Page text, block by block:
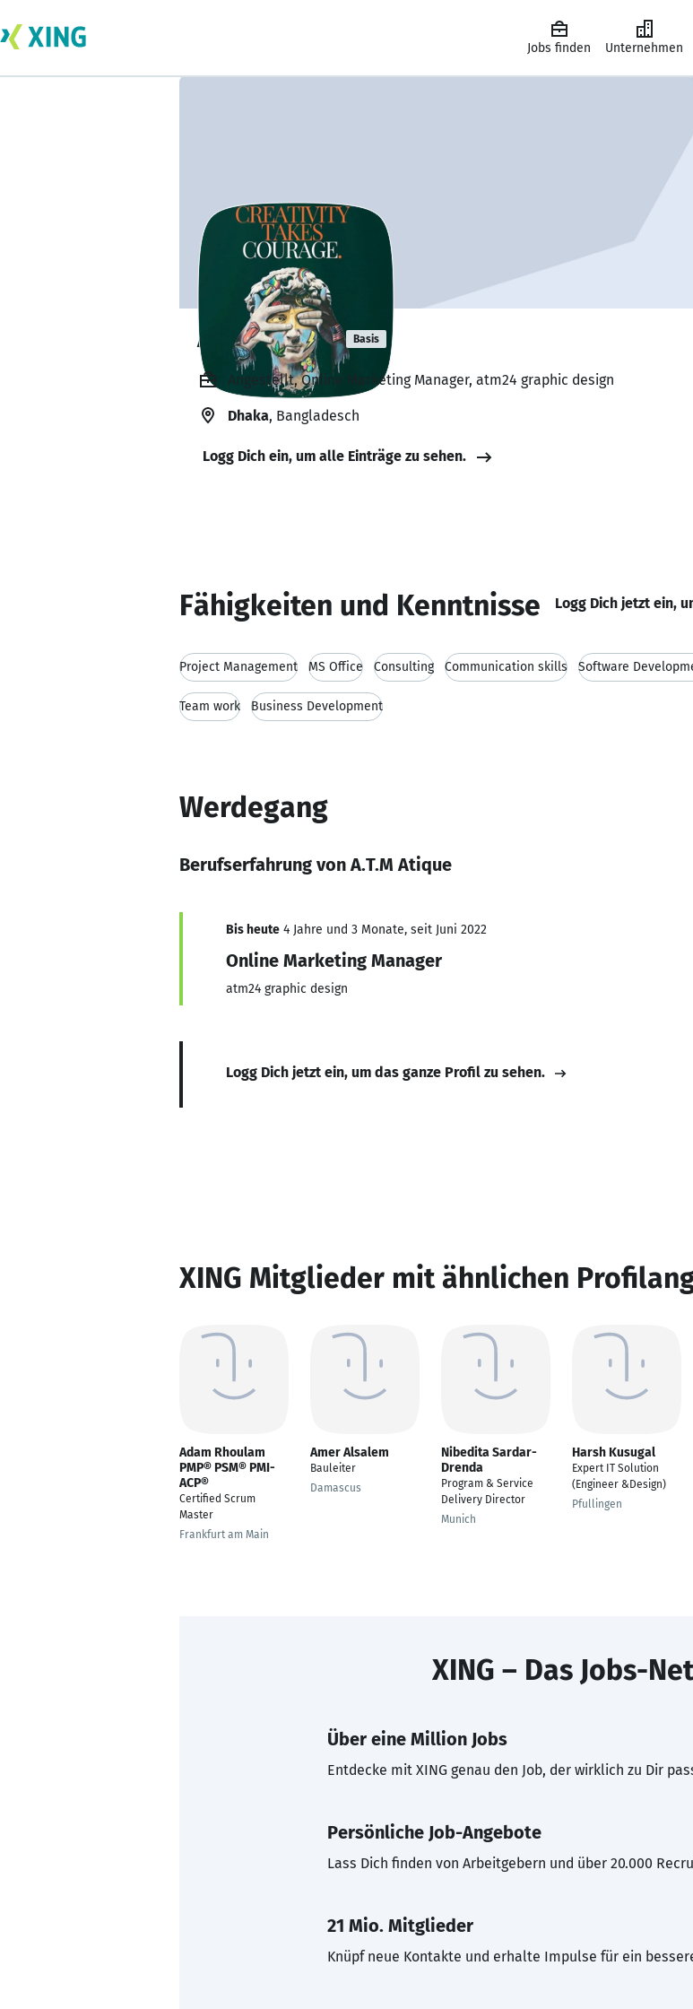
Jobs finden Unternehmen
A.T.M Atique Basis
Angestellt, Online Marketing Manager, atm24 graphic design
Dhaka, Bangladesch
Logg Dich ein, um alle Einträge zu sehen.
Fähigkeiten und Kenntnisse Logg Dich jetzt ein,
Project Management MS Office Consulting Communication skills Software
Team work Business Development
Werdegang
Berufserfahrung von A.T.M Atique
Bis heute 4 Jahre und 3 Monate, seit Juni 2022
Online Marketing Manager
atm24 graphic design
Logg Dich jetzt ein, um das ganze Profil zu sehen.
XING Mitglieder mit ähnlichen
Adam Rhoulam
PMP® PSM® PMI-
ACP®
Certified Scrum
Master
Frankfurt am Main
Amer Alsalem
Bauleiter
Damascus
Nibedita Sardar-
Drenda
Program & Service
Delivery Director
Munich
Harsh Kusugal
Expert IT Solution
(Engineer &Design)
Pfullingen
XING – Das Jobs-
Über eine Million Jobs
Entdecke mit XING genau den Job, der wirklich zu Dir
Persönliche Job-Angebote
Lass Dich finden von Arbeitgebern und über 20.000
21 Mio. Mitglieder
Knüpf neue Kontakte und erhalte Impulse für ein